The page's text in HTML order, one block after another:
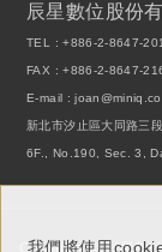
我們將使用
辰星數位股份
TEL :+886-2-8647-
FAX : +886-2-8647-
E-mail :
新北市汐止區大同路三
6F., No.190, Sec. 3,